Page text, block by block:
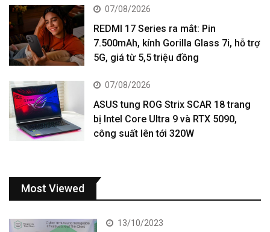
07/08/2026
REDMI 17 Series ra mắt: Pin
7.500mAh, kính Gorilla Glass 7i, hỗ trợ
5G, giá từ 5,5 triệu đồng
07/08/2026
ASUS tung ROG Strix SCAR 18 trang
bị Intel Core Ultra 9 và RTX 5090,
công suất lên tới 320W
Most Viewed
13/10/2023